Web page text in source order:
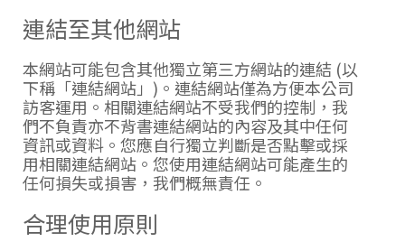
連結至其他網站
本網站可能包含其他獨立第三方網站的連結 (以
下稱「連結網站」)。連結網站僅為方便本公司
訪客運用。相關連結網站不受我們的控制，我
們不負責亦不背書連結網站的內容及其中任何
資訊或資料。您應自行獨立判斷是否點擊或採
用相關連結網站。您使用連結網站可能產生的
任何損失或損害，我們概無責任。
合理使用原則